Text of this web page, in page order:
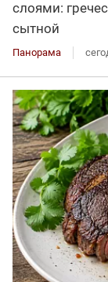
слоями:
сытной
Панорама